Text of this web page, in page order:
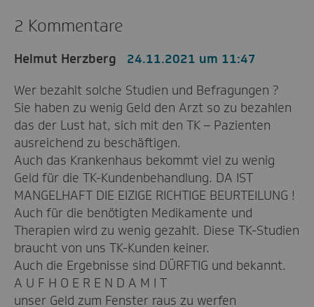
2 Kommentare
Helmut Herzberg
24.11.2021 um 11:47
Wer bezahlt solche Studien und Befragungen ?
Sie haben zu wenig Geld den Arzt so zu bezahlen
das der Lust hat, sich mit den TK – Pazienten
ausreichend zu beschäftigen.
Auch das Krankenhaus bekommt viel zu wenig
Geld für die TK-Kundenbehandlung. DA IST
MANGELHAFT DIE EIZIGE RICHTIGE BEURTEILUNG !
Auch für die benötigten Medikamente und
Therapien wird zu wenig gezahlt. Diese TK-Studien
braucht von uns TK-Kunden keiner.
Auch die Ergebnisse sind DÜRFTIG und bekannt.
A U F H O E R E N D A M I T
unser Geld zum Fenster raus zu werfen